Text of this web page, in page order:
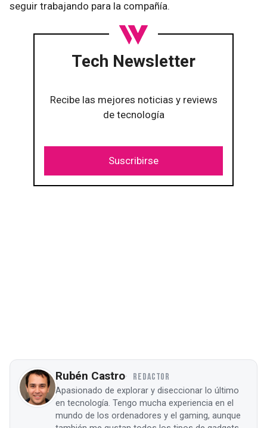
seguir trabajando para la compañía.
Tech Newsletter
Recibe las mejores noticias y reviews
de tecnología
Suscribirse
Rubén Castro REDACTOR
Apasionado de explorar y diseccionar lo último
en tecnología. Tengo mucha experiencia en el
mundo de los ordenadores y el gaming, aunque